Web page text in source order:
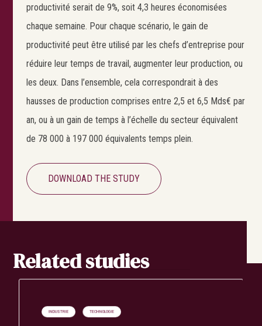
productivité serait de 9%, soit 4,3 heures économisées
chaque semaine. Pour chaque scénario, le gain de
productivité peut être utilisé par les chefs d’entreprise pour
réduire leur temps de travail, augmenter leur production, ou
les deux. Dans l’ensemble, cela correspondrait à des
hausses de production comprises entre 2,5 et 6,5 Mds€ par
an, ou à un gain de temps à l’échelle du secteur équivalent
de 78 000 à 197 000 équivalents temps plein.
DOWNLOAD THE STUDY
Related studies
INDUSTRIE TECHNOLOGIE